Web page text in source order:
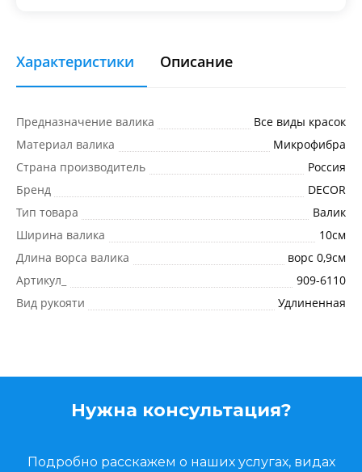
Характеристики Описание
Предназначение валика
Все виды красок
Материал валика
Микрофибра
Страна производитель
Россия
Бренд
DECOR
Тип товара
Валик
Ширина валика
10см
Длина ворса валика
ворс 0,9см
Артикул_
909-6110
Вид рукояти
Удлиненная
Нужна консультация?
Подробно расскажем о наших услугах, видах